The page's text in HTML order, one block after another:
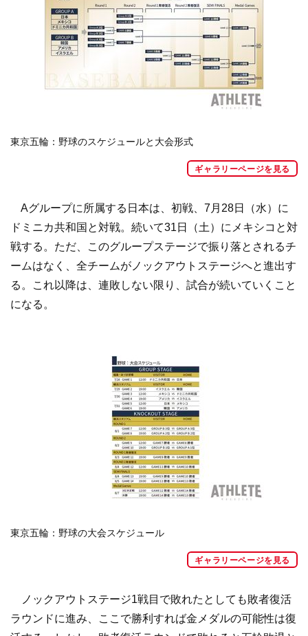
東京五輪：野球のスケジュールと大会形式
ギャラリーページを見る
Aグループに所属する日本は、初戦、7月28日（水）に
ドミニカ共和国と対戦。続いて31日（土）にメキシコと対
戦する。ただ、このグループステージで振り落とされるチ
ームはなく、全チームがノックアウトステージへと進出す
る。これ以降は、連敗しない限り、試合が続いていくこと
になる。
東京五輪：野球の大会スケジュール
ギャラリーページを見る
ノックアウトステージ1戦目で敗れたとしても敗者復活
ラウンドに進み、ここで勝利すれば金メダルの可能性は復